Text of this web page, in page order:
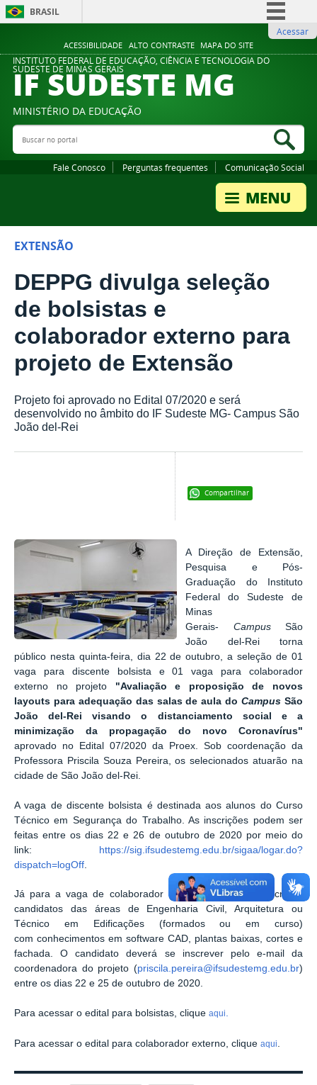
ACESSIBILIDADE ALTO CONTRASTE MAPA DO SITE
BRASIL
Comunica BR
Participe
Legislação
Acessar
INSTITUTO FEDERAL DE EDUCAÇÃO, CIÊNCIA E TECNOLOGIA DO
SUDESTE DE MINAS GERAIS
IF SUDESTE MG
MINISTÉRIO DA EDUCAÇÃO
Buscar no portal
Fale Conosco Perguntas frequentes Comunicação Social
EXTENSÃO
DEPPG divulga seleção
de bolsistas e
colaborador externo para
projeto de Extensão
Projeto foi aprovado no Edital 07/2020 e será
desenvolvido no âmbito do IF Sudeste MG- Campus São
João del-Rei
Compartilhar
A Direção de Extensão,
Pesquisa e Pós-
Graduação do Instituto
Federal do Sudeste de
Minas
Gerais- CampusSão
João del-Rei torna
público nesta quinta-feira, dia 22 de outubro, a seleção de 01
vaga para discente bolsista e 01 vaga para colaborador
externo no projeto "Avaliação e proposição de novos
layouts para adequação das salas de aula doCampus São
João del-Rei visando o distanciamento social e a
minimização da propagação do novo Coronavírus"
aprovado no Edital 07/2020 da Proex. Sob coordenação da
Professora Priscila Souza Pereira, os selecionados atuarão na
cidade de São João del-Rei.
A vaga de discente bolsista é destinada aos alunos do Curso
Técnico em Segurança do Trabalho. As inscrições podem ser
feitas entre os dias 22 e 26 de outubro de 2020 por meio do
link:
https://sig.ifsudestemg.edu.br/sigaa/logar.do?
dispatch=logOff
Já para a vaga de colaborador externo, podem se inscrever
candidatos das áreas de Engenharia Civil, Arquitetura ou
Técnico em Edificações (formados ou em curso)
com conhecimentos em software CAD, plantas baixas, cortes e
fachada. O candidato deverá se inscrever pelo e-mail da
coordenadora do projeto (priscila.pereira@ifsudestemg.edu.br)
entre os dias 22 e 25 de outubro de 2020.
Para acessar o edital para bolsistas, clique aqui.
Para acessar o edital para colaborador externo, clique aqui